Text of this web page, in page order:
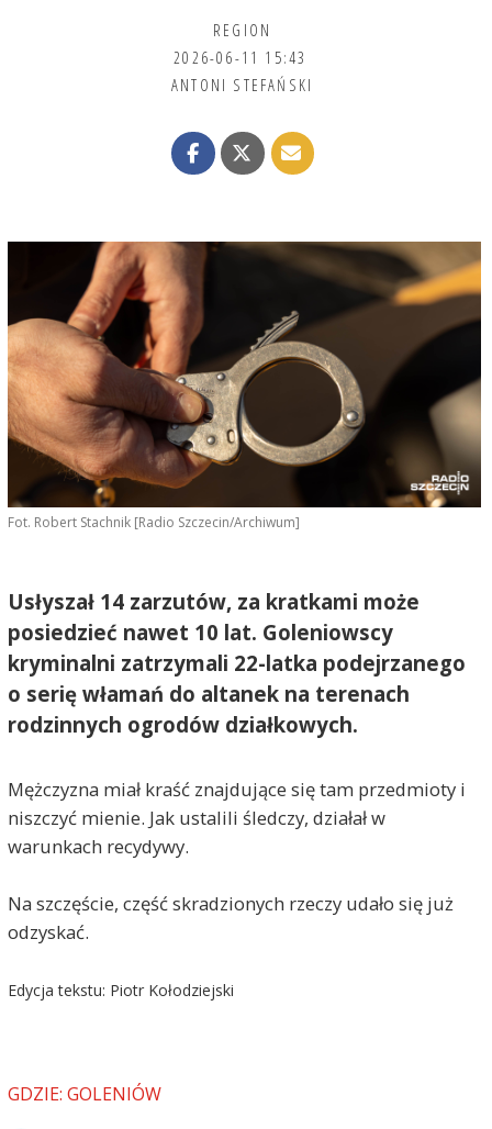
REGION
2026-06-11 15:43
ANTONI STEFAŃSKI
Fot. Robert Stachnik [Radio Szczecin/Archiwum]
Usłyszał 14 zarzutów, za kratkami może
posiedzieć nawet 10 lat. Goleniowscy
kryminalni zatrzymali 22-latka podejrzanego
o serię włamań do altanek na terenach
rodzinnych ogrodów działkowych.
Mężczyzna miał kraść znajdujące się tam przedmioty i
niszczyć mienie. Jak ustalili śledczy, działał w
warunkach recydywy.
Na szczęście, część skradzionych rzeczy udało się już
odzyskać.
Edycja tekstu: Piotr Kołodziejski
GDZIE: GOLENIÓW